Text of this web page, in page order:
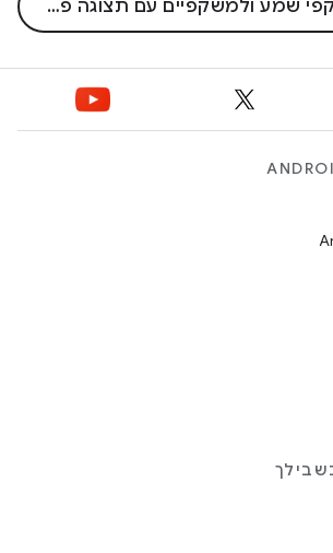
עיצוב למשקפי שמע ולמשקפיים עם תצוגה פנימית